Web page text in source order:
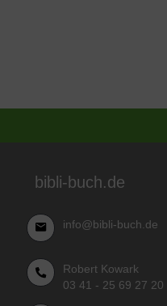
bibli-buch.de
info@bibli-buch.de
Robert Kowark
03 41 - 25 69 27 20